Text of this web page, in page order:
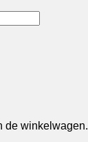
de winkelwagen.